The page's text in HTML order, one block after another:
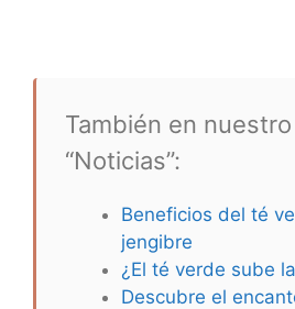
También en
“Noticias”:
Beneficios del té
jengibre
¿El té verde sube
Descubre el